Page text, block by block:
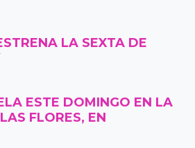
LA SEXTA DE
ESTE DOMINGO EN LA
FLORES, EN